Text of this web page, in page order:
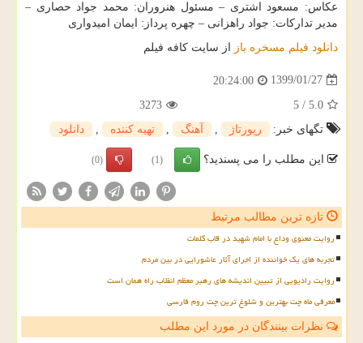
عکاس: مسعود اشتری – مسئول هنروران: محمد جواد حصاری –
مدیر تدارکات: جواد راهزانی – چهره پرداز: ایمان امیدواری
دانلود فیلم مسخره باز
از سایت کافه فیلم
1399/01/27
20:24:00
5.0
/
5
3273
تگهای خبر:
رپورتاژ , آهنگ , تهیه كننده , دانلود
این مطلب را می پسندید؟ (1)
(0)
تازه ترین مطالب مرتبط
روایت معنوی وداع با امام شهید در قاب کلمات
تجربه های یک خواننده از اجرای آثار عاشورایی در بین مردم
روایت رادیویی از تبیین اندیشه های رهبر معظم انقلاب راه همان است
معرفی ماه چت بهترین و شلوغ ترین چت روم فارسی
نظرات بینندگان در مورد این مطلب